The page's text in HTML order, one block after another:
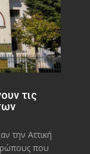
τις
την Αττική
που